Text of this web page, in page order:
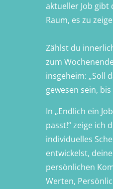
aktueller Job gibt
Raum, es zu
Zählst du
zum
insgeheim: „Soll
gewesen sein, bis
In „Endlich ein
passt!“ zeige ich
individuelles
entwickelst,
persönlichen
Werten,